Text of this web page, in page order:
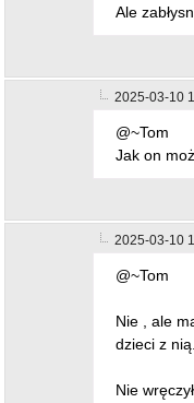
Ale
2025-03-10
@~Tom
Jak on
2025-03-10
@~Tom
Nie , ale
dzieci z nią.
Nie